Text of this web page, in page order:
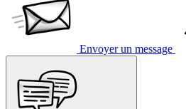
Envoyer un message